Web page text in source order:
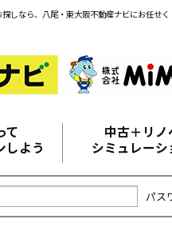
しなら、八尾・東大阪不動産ナビにお任せく
て
しよう
中古＋リノ
シミュレーシ
パス